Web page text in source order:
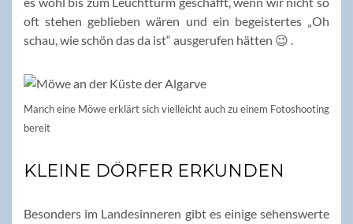
oft stehen geblieben wären und ein begeistertes „Oh
schau, wie schön das da ist“ ausgerufen hätten 😉 .
Manch eine Möwe erklärt sich vielleicht auch zu einem Fotoshooting
bereit
KLEINE DÖRFER ERKUNDEN
Besonders im Landesinneren gibt es einige sehenswerte